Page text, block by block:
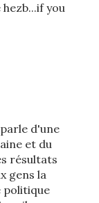
you
d'une
et du
résultats
gens la
politique